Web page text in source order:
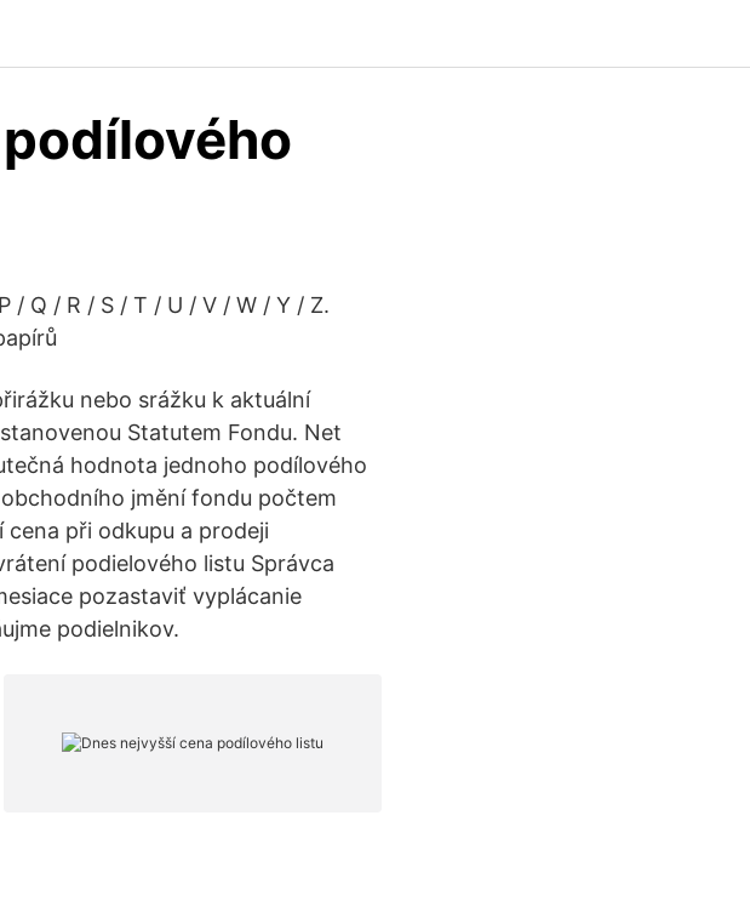
/ Q / R / S / T / U / V / W / Y / Z.
nebo srážku k aktuální
Statutem Fondu. Net
hodnota jednoho podílového
jmění fondu počtem
při odkupu a prodeji
podielového listu Správca
pozastaviť vyplácanie
podielnikov.